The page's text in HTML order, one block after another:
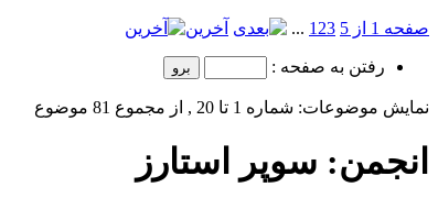
صفحه 1 از 5 1 23
... آخرین
رفتن به صفحه :
نمایش موضوعات: شماره 1 تا 20 , از مجموع ‍81 موضوع
انجمن: سوپر استارز